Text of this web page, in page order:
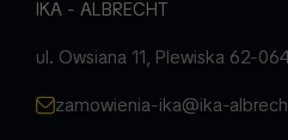
IKA - ALBRECHT
ul. Owsiana 11, Plewiska 62-
zamowienia-ika@ika-